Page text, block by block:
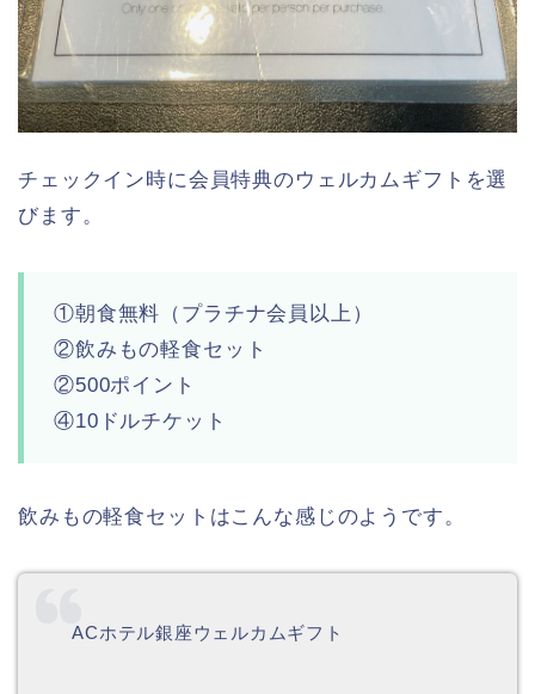
チェックイン時に会員特典のウェルカムギフトを選
びます。
①朝食無料（プラチナ会員以上）
②飲みもの軽食セット
②500ポイント
④10ドルチケット
飲みもの軽食セットはこんな感じのようです。
ACホテル銀座ウェルカムギフト